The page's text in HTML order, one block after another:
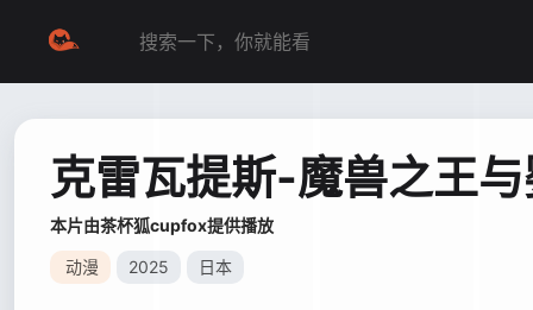
克雷瓦提斯-魔兽之王
本片由茶杯狐cupfox提供播放
动漫 2025 日本